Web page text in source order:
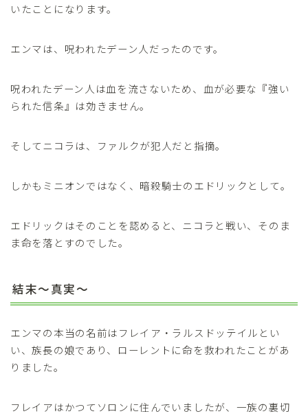
いたことになります。
エンマは、呪われたデーン人だったのです。
呪われたデーン人は血を流さないため、血が必要な『強い
られた信条』は効きません。
そしてニコラは、ファルクが犯人だと指摘。
しかもミニオンではなく、暗殺騎士のエドリックとして。
エドリックはそのことを認めると、ニコラと戦い、そのま
ま命を落とすのでした。
結末～真実～
エンマの本当の名前はフレイア・ラルスドッテイルとい
い、族長の娘であり、ローレントに命を救われたことがあ
りました。
フレイアはかつてソロンに住んでいましたが、一族の裏切